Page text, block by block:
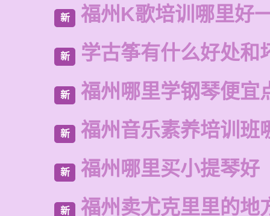
新 福州K歌培训哪里好
新 学古筝有什么好处和
新 福州哪里学钢琴便宜
新 福州音乐素养培训班
新 福州哪里买小提琴好
新 福州卖尤克里里的地